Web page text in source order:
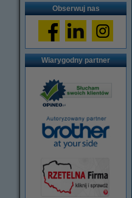
Obserwuj nas
Wiarygodny partner